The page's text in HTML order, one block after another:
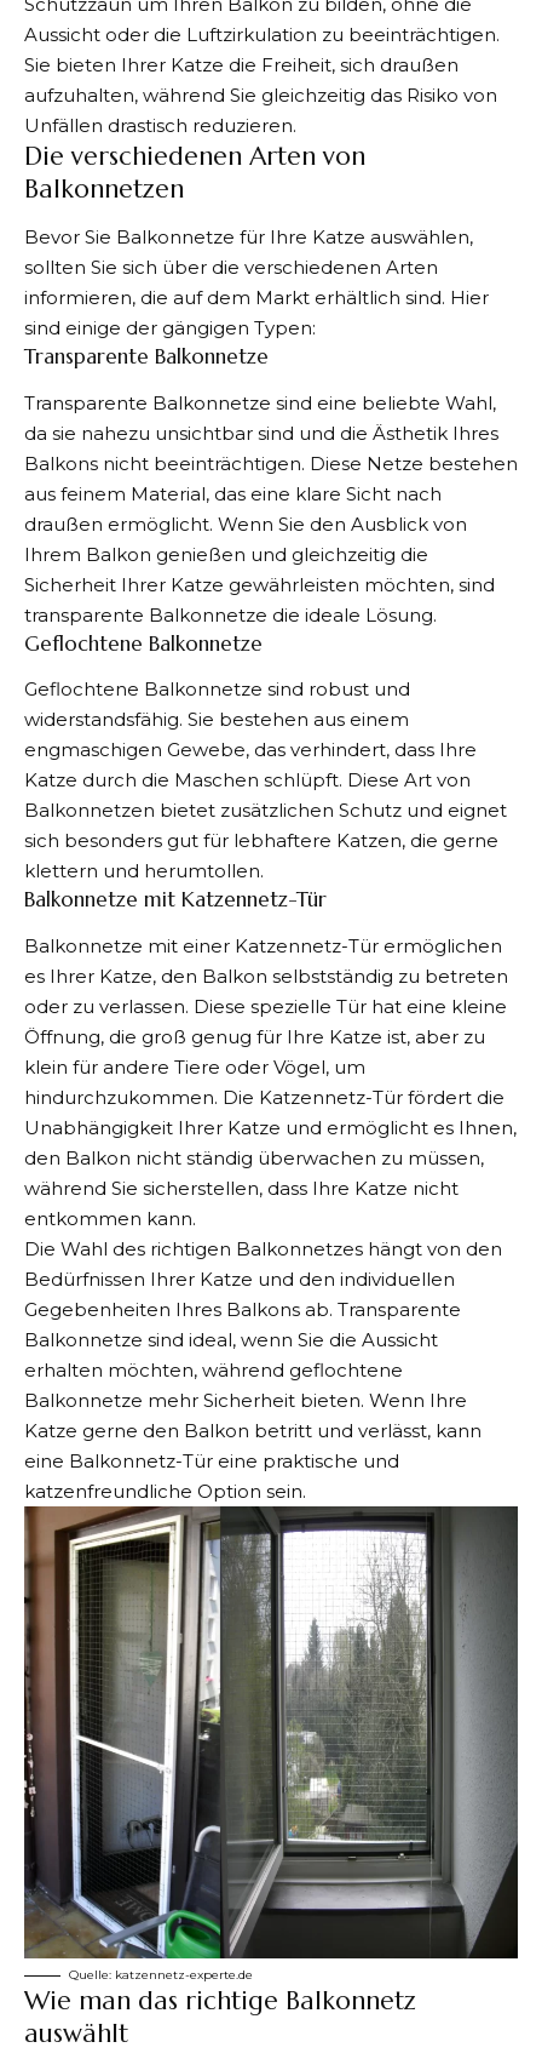
Aussicht oder die Luftzirkulation zu beeinträchtigen.
Sie bieten Ihrer Katze die Freiheit, sich draußen
aufzuhalten, während Sie gleichzeitig das Risiko von
Unfällen drastisch reduzieren.
Die verschiedenen Arten von
Balkonnetzen
Bevor Sie Balkonnetze für Ihre Katze auswählen,
sollten Sie sich über die verschiedenen Arten
informieren, die auf dem Markt erhältlich sind. Hier
sind einige der gängigen Typen:
Transparente Balkonnetze
Transparente Balkonnetze sind eine beliebte Wahl,
da sie nahezu unsichtbar sind und die Ästhetik Ihres
Balkons nicht beeinträchtigen. Diese Netze bestehen
aus feinem Material, das eine klare Sicht nach
draußen ermöglicht. Wenn Sie den Ausblick von
Ihrem Balkon genießen und gleichzeitig die
Sicherheit Ihrer Katze gewährleisten möchten, sind
transparente Balkonnetze die ideale Lösung.
Geflochtene Balkonnetze
Geflochtene Balkonnetze sind robust und
widerstandsfähig. Sie bestehen aus einem
engmaschigen Gewebe, das verhindert, dass Ihre
Katze durch die Maschen schlüpft. Diese Art von
Balkonnetzen bietet zusätzlichen Schutz und eignet
sich besonders gut für lebhaftere Katzen, die gerne
klettern und herumtollen.
Balkonnetze mit Katzennetz-Tür
Balkonnetze mit einer Katzennetz-Tür ermöglichen
es Ihrer Katze, den Balkon selbstständig zu betreten
oder zu verlassen. Diese spezielle Tür hat eine kleine
Öffnung, die groß genug für Ihre Katze ist, aber zu
klein für andere Tiere oder Vögel, um
hindurchzukommen. Die Katzennetz-Tür fördert die
Unabhängigkeit Ihrer Katze und ermöglicht es Ihnen,
den Balkon nicht ständig überwachen zu müssen,
während Sie sicherstellen, dass Ihre Katze nicht
entkommen kann.
Die Wahl des richtigen Balkonnetzes hängt von den
Bedürfnissen Ihrer Katze und den individuellen
Gegebenheiten Ihres Balkons ab. Transparente
Balkonnetze sind ideal, wenn Sie die Aussicht
erhalten möchten, während geflochtene
Balkonnetze mehr Sicherheit bieten. Wenn Ihre
Katze gerne den Balkon betritt und verlässt, kann
eine Balkonnetz-Tür eine praktische und
katzenfreundliche Option sein.
Quelle: katzennetz-experte.de
Wie man das richtige Balkonnetz
auswählt